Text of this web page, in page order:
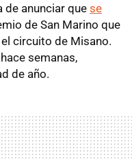
de anunciar que se
de San Marino que
circuito de Misano.
semanas,
de año.